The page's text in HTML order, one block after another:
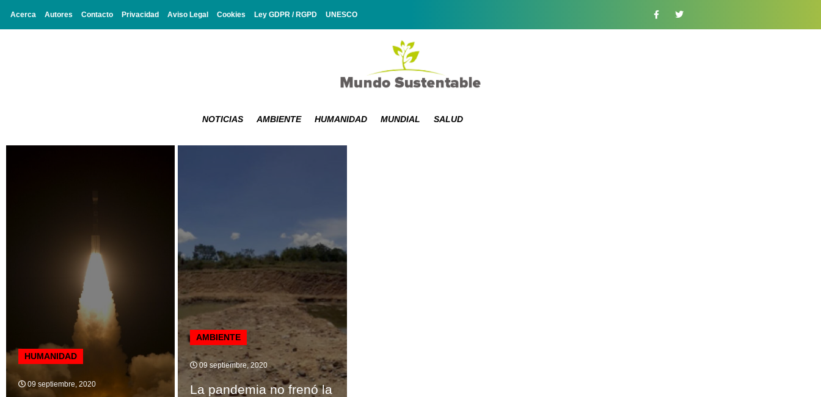
Acerca Autores Contacto Privacidad Aviso Legal Cookies Ley GDPR / RGPD UNESCO
NOTICIAS AMBIENTE HUMANIDAD MUNDIAL SALUD
HUMANIDAD
09 septiembre, 2020
AMBIENTE
09 septiembre, 2020
La pandemia no frenó la